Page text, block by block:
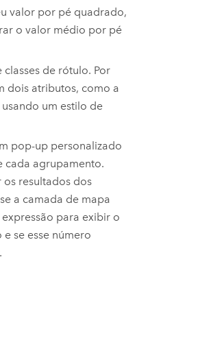
valor por pé quadrado,
o valor médio por pé
de rótulo. Por
dois atributos, como a
um estilo de
pop-up personalizado
cada agrupamento.
resultados dos
a camada de mapa
para exibir o
se esse número